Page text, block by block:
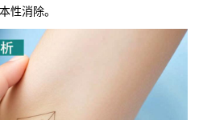
性消除。